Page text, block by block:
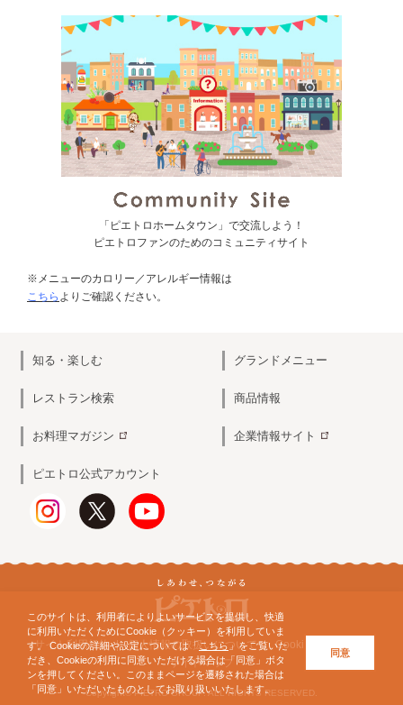
「ピエトロホームタウン」で交流しよう！
ピエトロファンのためのコミュニティサイト
※メニューのカロリー／アレルギー情報は
こちら よりご確認ください。
知る・楽しむ グランドメニュー
レストラン検索 商品情報
お料理マガジン 企業情報サイト
ピエトロ公式アカウント
サイト利用規約 個人情報の取扱いについて
Cookieについて
サイトマップ
Copyright© PIETRO GROUP. ALL RIGHTS RESERVED.
このサイトは、利用者によりよいサービスを提供し、快適
に利用いただくためにCookie（クッキー）を利用していま
す。 Cookieの詳細や設定については「こちら」をご覧いた
だき、Cookieの利用に同意いただける場合は「同意」ボタ
ンを押してください。このままページを遷移された場合は
「同意」いただいたものとしてお取り扱いいたします。
同意